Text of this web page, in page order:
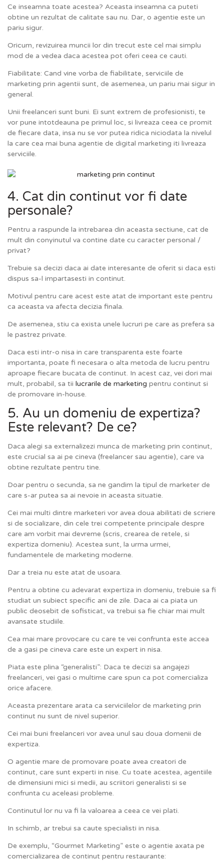
Ce inseamna toate acestea? Aceasta inseamna ca puteti
obtine un rezultat de calitate sau nu. Dar, o agentie este un
pariu sigur.
Oricum, revizuirea muncii lor din trecut este cel mai simplu
mod de a vedea daca acestea pot oferi ceea ce cauti.
Fiabilitate: Cand vine vorba de fiabilitate, serviciile de
marketing prin agentii sunt, de asemenea, un pariu mai sigur in
general.
Unii freelanceri sunt buni. Ei sunt extrem de profesionisti, te
vor pune intotdeauna pe primul loc, si livreaza ceea ce promit
de fiecare data, insa nu se vor putea ridica niciodata la nivelul
la care cea mai buna agentie de digital marketing iti livreaza
serviciile.
4. Cat din continut vor fi date
personale?
Pentru a raspunde la intrebarea din aceasta sectiune, cat de
mult din conyinutul va contine date cu caracter personal /
privat?
Trebuie sa decizi daca ai date interesante de oferit si daca esti
dispus sa-l impartasesti in continut.
Motivul pentru care acest este atat de important este pentru
ca aceasta va afecta decizia finala.
De asemenea, stiu ca exista unele lucruri pe care as prefera sa
le pastrez private.
Daca esti intr-o nisa in care transparenta este foarte
importanta, poate fi necesara o alta metoda de lucru pentru
aproape fiecare bucata de continut. In acest caz, vei dori mai
mult, probabil, sa tii lucrarile de marketing pentru continut si
de promovare in-house.
5. Au un domeniu de expertiza?
Este relevant? De ce?
Daca alegi sa externalizezi munca de marketing prin continut,
este crucial sa ai pe cineva (freelancer sau agentie), care va
obtine rezultate pentru tine.
Doar pentru o secunda, sa ne gandim la tipul de marketer de
care s-ar putea sa ai nevoie in aceasta situatie.
Cei mai multi dintre marketeri vor avea doua abilitati de scriere
si de socializare, din cele trei competente principale despre
care am vorbit mai devreme (scris, crearea de retele, si
expertiza domeniu). Acestea sunt, la urma urmei,
fundamentele de marketing moderne.
Dar a treia nu este atat de usoara.
Pentru a obtine cu adevarat expertiza in domeniu, trebuie sa fi
studiat un subiect specific ani de zile. Daca ai ca piata un
public deosebit de sofisticat, va trebui sa fie chiar mai mult
avansate studiile.
Cea mai mare provocare cu care te vei confrunta este accea
de a gasi pe cineva care este un expert in nisa.
Piata este plina “generalisti”: Daca te decizi sa angajezi
freelanceri, vei gasi o multime care spun ca pot comercializa
orice afacere.
Aceasta prezentare arata ca serviciilelor de marketing prin
continut nu sunt de nivel superior.
Cei mai buni freelanceri vor avea unul sau doua domenii de
expertiza.
O agentie mare de promovare poate avea creatori de
continut, care sunt experti in nise. Cu toate acestea, agentiile
de dimensiuni mici si medii, au scriitori generalisti si se
confrunta cu aceleasi probleme.
Continutul lor nu va fi la valoarea a ceea ce vei plati.
In schimb, ar trebui sa caute specialisti in nisa.
De exemplu, “Gourmet Marketing” este o agentie axata pe
comercializarea de continut pentru restaurante: